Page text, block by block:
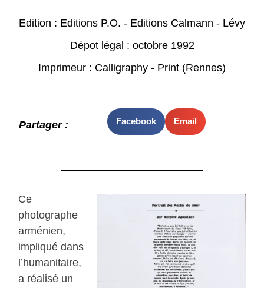
Edition : Editions P.O. - Editions Calmann - Lévy
Dépot légal : octobre 1992
Imprimeur : Calligraphy - Print (Rennes)
Partager : Facebook Email
Ce
photographe
arménien,
impliqué dans
l’humanitaire,
a réalisé un